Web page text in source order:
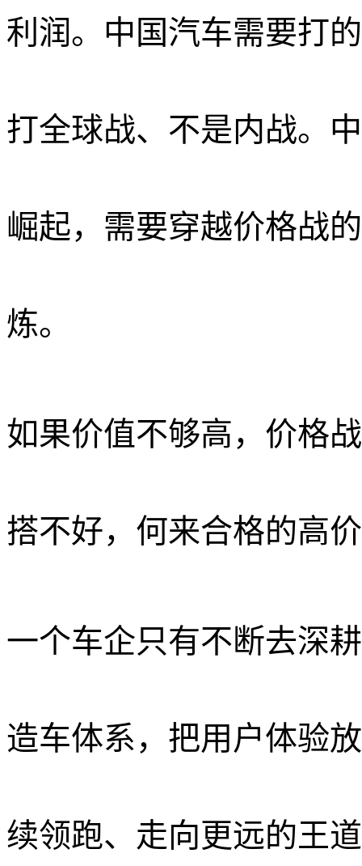
利润。中国汽车需要打
打全球战、不是内战。
崛起，需要穿越价格战
炼。
如果价值不够高，价格
搭不好，何来合格的高
一个车企只有不断去深
造车体系，把用户体验
续领跑、走向更远的王